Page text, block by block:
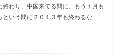
終わり、中国来てる間に、もう１月も
いう間に２０１３年も終わるな